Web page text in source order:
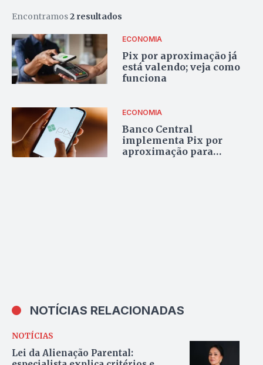
Encontramos2 resultados
ECONOMIA
Pix por aproximação já
está valendo; veja como
funciona
ECONOMIA
Banco Central
implementa Pix por
aproximação para
NOTÍCIAS RELACIONADAS
NOTÍCIAS
Lei da Alienação Parental: